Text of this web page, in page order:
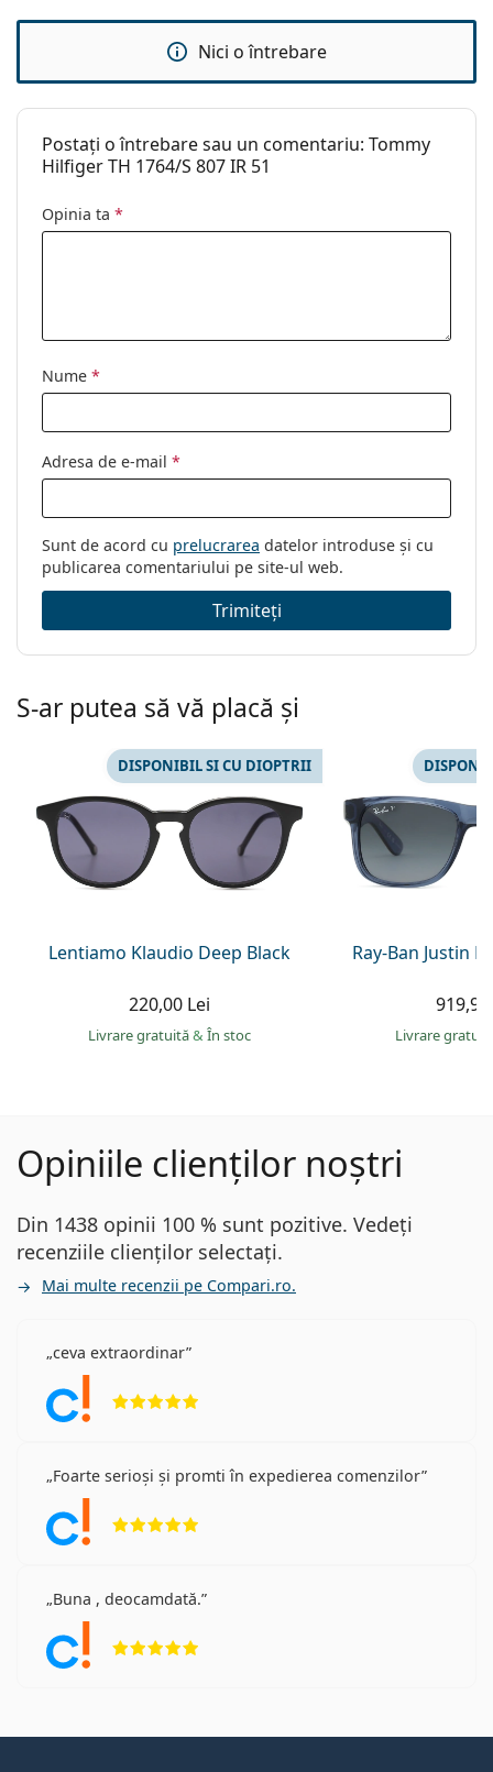
Ochelari de soare
Brand:
Tommy Hilfiger
Cod:
TH1764/S 807 IR 51
Nici o întrebare
Postați o întrebare sau un comentariu: Tommy
Hilfiger TH 1764/S 807 IR 51
Opinia ta *
Nume *
Adresa de e-mail *
Sunt de acord cu prelucrarea datelor introduse și cu
publicarea comentariului pe site-ul web.
Trimiteți
S-ar putea să vă placă și
Lentiamo Klaudio Deep Black
DISPONIBIL SI CU DIOPTRII
220,00 Lei
Livrare gratuită& În stoc
Ray-Ban Justin
Livrare
Opiniile clienților noștri
Din 1438 opinii 100 % sunt pozitive. Vedeți
recenziile clienților selectați.
Mai multe recenzii pe Compari.ro.
ceva extraordinar
Foarte serioși și promti în expedierea comenzilor
Buna , deocamdată.